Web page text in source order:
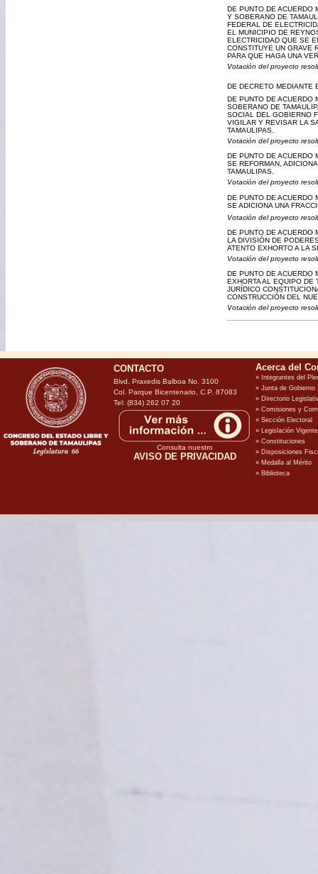
DE PUNTO DE ACUERDO
Y SOBERANO DE
FEDERAL DE
EL MUNICIPIO DE
ELECTRICIDAD QUE SE
CONSTITUYE UN GRAVE
PARA QUE HAGA UNA
Votación del proyecto
DE DECRETO MEDIANTE
DE PUNTO DE ACUERDO
SOBERANO DE
SOCIAL DEL GOBIERNO
VIGILAR Y REVISAR LA
TAMAULIPAS.
Votación del proyecto
DE PUNTO DE ACUERDO
SE REFORMAN,
TAMAULIPAS.
Votación del proyecto
DE PUNTO DE ACUERDO
SE ADICIONA UNA
Votación del proyecto
DE PUNTO DE ACUERDO
LA DIVISIÓN DE
ATENTO EXHORTO A LA
Votación del proyecto
DE PUNTO DE ACUERDO
EXHORTA AL EQUIPO DE
JURÍDICO
CONSTRUCCIÓN DEL
Votación del proyecto
CONTACTO
Blvd. Praxedis Balboa No. 3100
Col. Parque Bicentenario, C.P. 87083
Tel: (834) 262 07 20
Consulta nuestro
AVISO DE PRIVACIDAD